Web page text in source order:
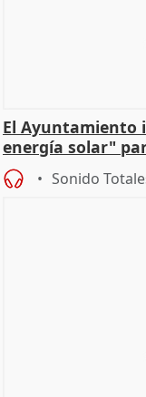
El Ayuntamiento
energía solar"
Sonido